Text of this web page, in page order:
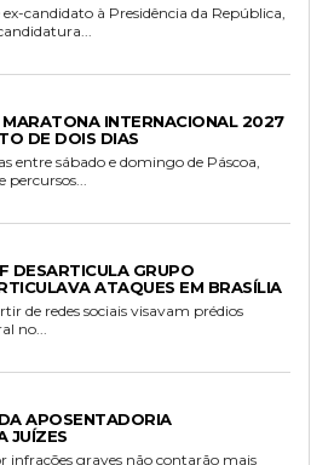
candidato à Presidência da República,
INTERNACIONAL 2027
DE DOIS DIAS
entre sábado e domingo de Páscoa,
DESARTICULA GRUPO
ATAQUES EM BRASÍLIA
de redes sociais visavam prédios
no...
APOSENTADORIA
JUÍZES
infrações graves não contarão mais